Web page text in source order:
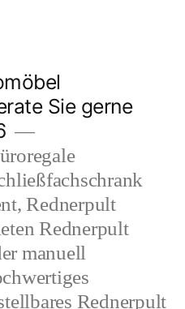
Sie gerne
Rednerpult
Rednerpult
manuell
Rednerpult